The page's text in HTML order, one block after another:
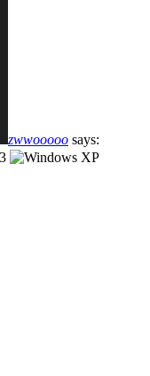
zwwooooo says: